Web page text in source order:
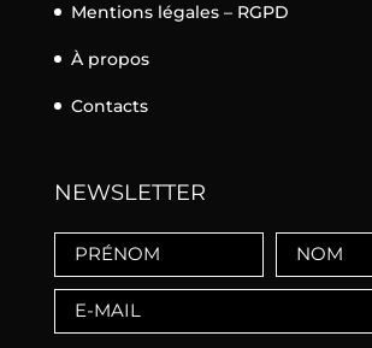
Mentions légales – RGPD
À propos
Contacts
NEWSLETTER